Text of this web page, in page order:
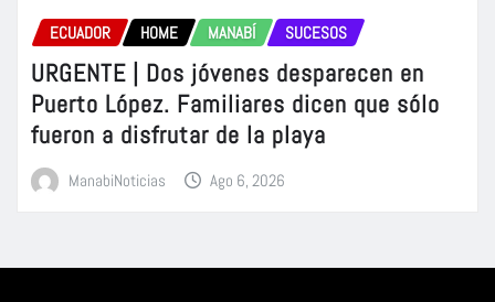
ECUADOR HOME MANABÍ SUCESOS
URGENTE | Dos jóvenes desparecen en
Puerto López. Familiares dicen que sólo
fueron a disfrutar de la playa
ManabiNoticias Ago 6, 2026